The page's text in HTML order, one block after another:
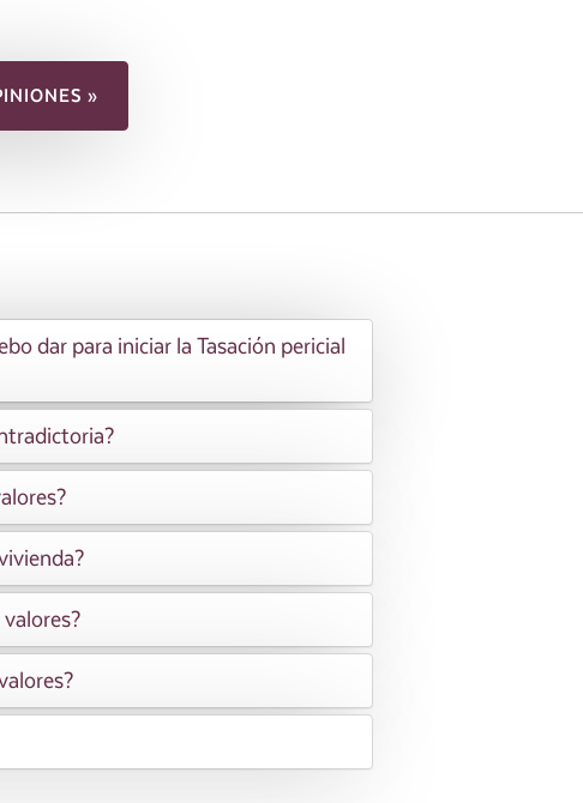
»
dar para iniciar la Tasación pericial